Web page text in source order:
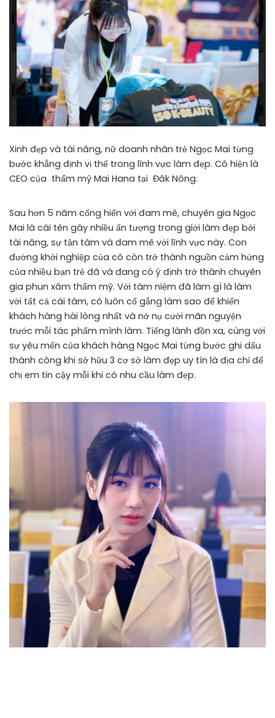
Xinh đẹp và tài năng, nữ doanh nhân trẻ Ngọc Mai từng
bước khẳng định vị thế trong lĩnh vực làm đẹp. Cô hiện là
CEO của thẩm mỹ Mai Hana tại Đăk Nông.
Sau hơn 5 năm cống hiến với đam mê, chuyên gia Ngọc
Mai là cái tên gây nhiều ấn tượng trong giới làm đẹp bởi
tài năng, sự tận tâm và đam mê với lĩnh vực này. Con
đường khởi nghiệp của cô còn trở thành nguồn cảm hứng
của nhiều bạn trẻ đã và đang có ý định trở thành chuyên
gia phun xăm thẩm mỹ. Với tâm niệm đã làm gì là làm
với tất cả cái tâm, cô luôn cố gắng làm sao để khiến
khách hàng hài lòng nhất và nở nụ cười mãn nguyện
trước mỗi tác phẩm mình làm. Tiếng lành đồn xa, cùng với
sự yêu mến của khách hàng Ngọc Mai từng bước ghi dấu
thành công khi sở hữu 3 cơ sở làm đẹp uy tín là địa chỉ để
chị em tin cậy mỗi khi có nhu cầu làm đẹp.